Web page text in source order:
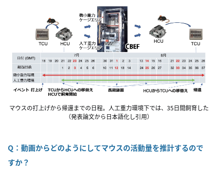
マウスの打上げから帰還までの日程。人工重力環境下では、35日間飼育した
（発表論文から日本語化し引用）
Q： 動画からどのようにしてマウスの活動量を推計するので
すか？